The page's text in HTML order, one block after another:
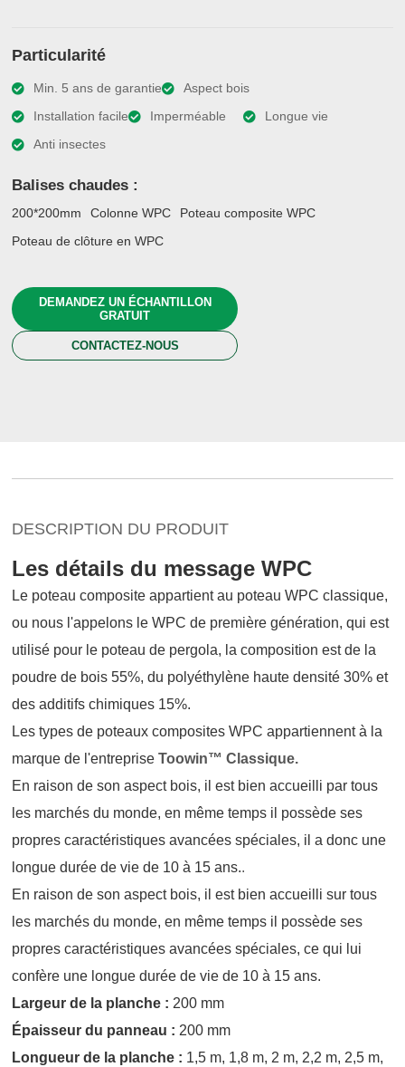
Particularité
Min. 5 ans de garantie
Aspect bois
Installation facile
Imperméable
Longue vie
Anti insectes
Balises chaudes :
200*200mm Colonne WPC
Poteau composite WPC
Poteau de clôture en WPC
DEMANDEZ UN ÉCHANTILLON
GRATUIT
CONTACTEZ-NOUS
DESCRIPTION DU PRODUIT
Les détails du message WPC
Le poteau composite appartient au poteau WPC classique,
ou nous l'appelons le WPC de première génération, qui est
utilisé pour le poteau de pergola, la composition est de la
poudre de bois 55%, du polyéthylène haute densité 30% et
des additifs chimiques 15%.
Les types de poteaux composites WPC appartiennent à la
marque de l'entrepriseToowin™ Classique.
En raison de son aspect bois, il est bien accueilli par tous
les marchés du monde, en même temps il possède ses
propres caractéristiques avancées spéciales, il a donc une
longue durée de vie de 10 à 15 ans..
En raison de son aspect bois, il est bien accueilli sur tous
les marchés du monde, en même temps il possède ses
propres caractéristiques avancées spéciales, ce qui lui
confère une longue durée de vie de 10 à 15 ans.
Largeur de la planche :200 mm
Épaisseur du panneau : 200 mm
Longueur de la planche : 1,5 m, 1,8 m, 2 m, 2,2 m, 2,5 m,